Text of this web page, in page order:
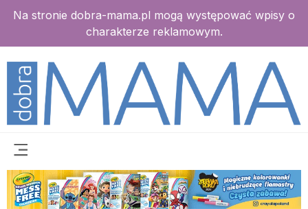
Na stronie dobra-mama.pl mogą występować wpisy o
charakterze reklamowym.